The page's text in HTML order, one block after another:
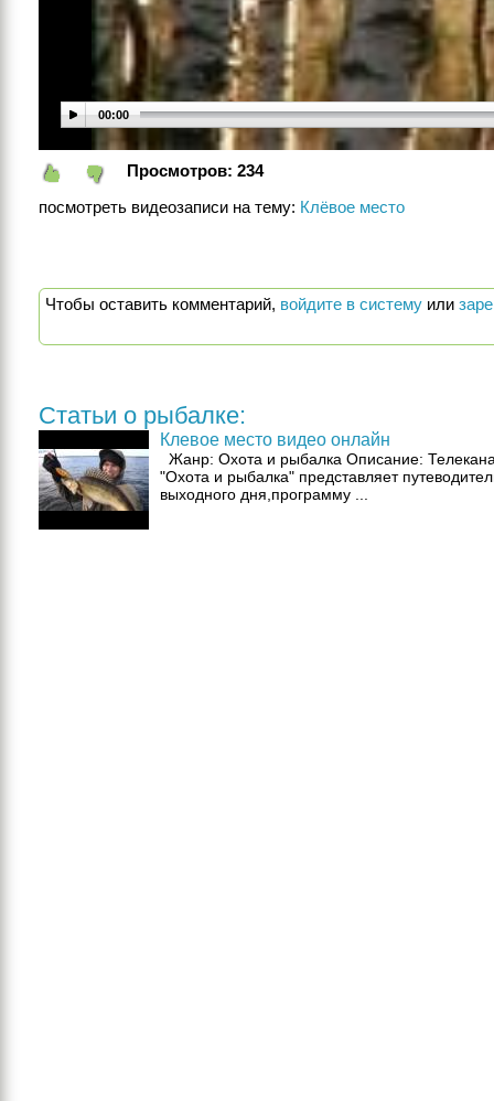
00:00
Просмотров: 234
посмотреть видеозаписи на тему: Клёвое место
Чтобы оставить комментарий, войдите в систему или
Статьи о рыбалке:
Клевое место видео онлайн
Жанр: Охота и рыбалка Описание:
"Охота и рыбалка" представляет
выходного дня,программу ...